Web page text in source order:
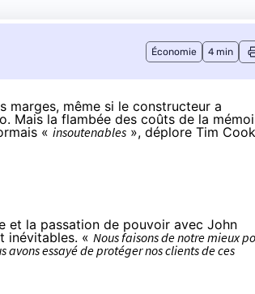
Économie 4 min
marges, même si le constructeur a
. Mais la flambée des coûts de la
« insoutenables », déplore Tim Cook
et la passation de pouvoir avec John
inévitables. « Nous faisons de notre mieux
essayé de protéger nos clients de ces